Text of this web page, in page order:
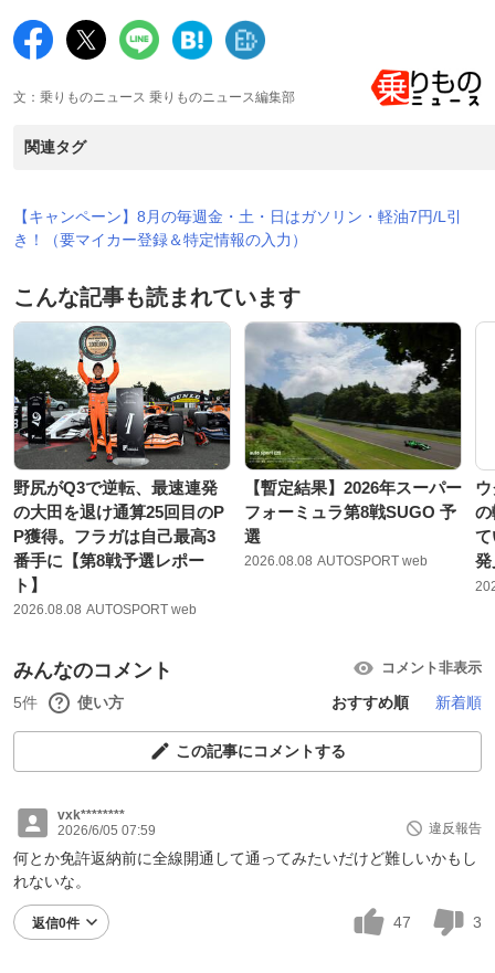
文：乗りものニュース 乗りものニュース編集部
関連タグ
【キャンペーン】8月の毎週金・土・日はガソリン・軽油7円/L引
き！（要マイカー登録＆特定情報の入力）
こんな記事も読まれています
野尻がQ3で逆転、最速連発
の大田を退け通算25回目のP
P獲得。フラガは自己最高3
番手に【第8戦予選レポー
ト】
2026.08.08 AUTOSPORT web
【暫定結果】2026年スーパー
フォーミュラ第8戦SUGO 予
選
2026.08.08 AUTOSPORT web
て
発
みんなのコメント コメント非表示
5件 使い方 おすすめ順 新着順
この記事にコメントする
vxk********
2026/6/05 07:59
違反報告
何とか免許返納前に全線開通して通ってみたいだけど難しいかもし
れないな。
返信0件 47 3